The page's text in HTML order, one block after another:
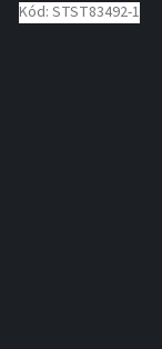
Kód: STST83492-1